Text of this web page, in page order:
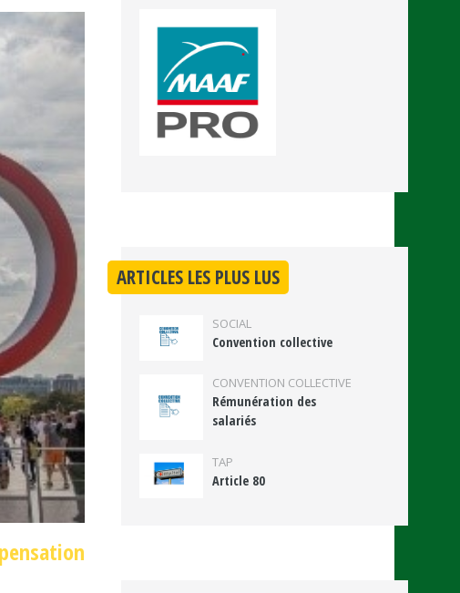
ARTICLES LES PLUS LUS
SOCIAL
Convention collective
CONVENTION COLLECTIVE
Rémunération des
salariés
TAP
Article 80